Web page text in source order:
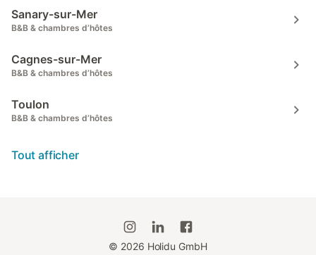
Sanary-sur-Mer
B&B & chambres d’hôtes
Cagnes-sur-Mer
B&B & chambres d’hôtes
Toulon
B&B & chambres d’hôtes
Tout afficher
© 2026 Holidu GmbH